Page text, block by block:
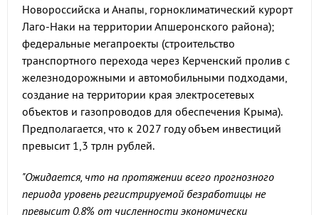
Новороссийска и Анапы, горноклиматический курорт
Лаго-Наки на территории Апшеронского района);
федеральные мегапроекты (строительство
транспортного перехода через Керченский пролив с
железнодорожными и автомобильными подходами,
создание на территории края электросетевых
объектов и газопроводов для обеспечения Крыма).
Предполагается, что к 2027 году объем инвестиций
превысит 1,3 трлн рублей.
"Ожидается, что на протяжении всего прогнозного
периода уровень регистрируемой безработицы не
превысит 0,8% от численности экономически